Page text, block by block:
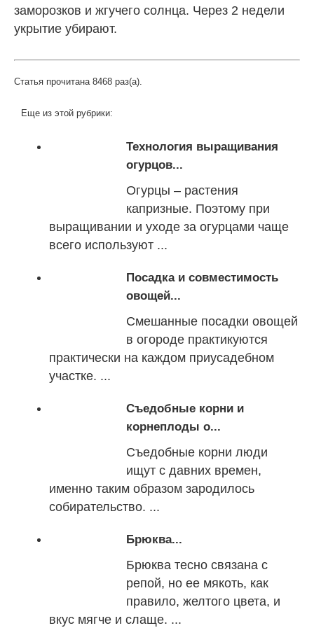
заморозков и жгучего солнца. Через 2 недели
укрытие убирают.
Статья прочитана 8468 раз(a).
Еще из этой рубрики:
Технология выращивания
огурцов...
Огурцы – растения
капризные. Поэтому при
выращивании и уходе за огурцами чаще
всего используют ...
Посадка и совместимость
овощей...
Смешанные посадки овощей
в огороде практикуются
практически на каждом приусадебном
участке. ...
Съедобные корни и
корнеплоды о...
Съедобные корни люди
ищут с давних времен,
именно таким образом зародилось
собирательство. ...
Брюква...
Брюква тесно связана с
репой, но ее мякоть, как
правило, желтого цвета, и
вкус мягче и слаще. ...